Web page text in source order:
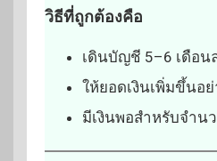
วิธีที่ถูกต้องคือ
เดินบัญชี 5–6 เดือน
ให้ยอดเงินเพิ่มขึ้นอ
มีเงินพอสำหรับจำน